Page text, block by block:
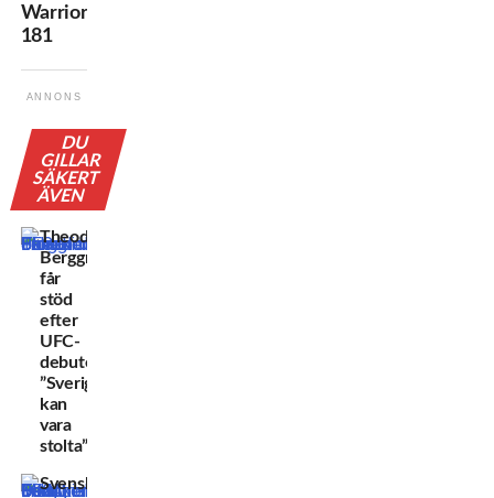
Warriors
181
ANNONS
DU
GILLAR
SÄKERT
ÄVEN
Theodor
Berggren
får
stöd
efter
UFC-
debuten:
”Sverige
kan
vara
stolta”
Svensken